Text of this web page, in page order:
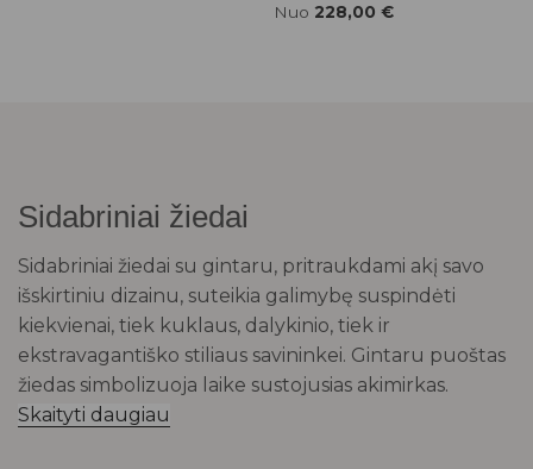
Įvertinimas:
Nuo 228,00 €
Sidabriniai žiedai
Sidabriniai žiedai su gintaru, pritraukdami akį savo
išskirtiniu dizainu, suteikia galimybę suspindėti
kiekvienai, tiek kuklaus, dalykinio, tiek ir
ekstravagantiško stiliaus savininkei. Gintaru puoštas
žiedas simbolizuoja laike sustojusias akimirkas.
Skaityti daugiau